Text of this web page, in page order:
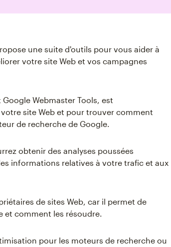
une suite d'outils pour vous aider à
votre site Web et vos campagnes
Webmaster Tools, est
site Web et pour trouver comment
de recherche de Google.
obtenir des analyses poussées
informations relatives à votre trafic et aux
de sites Web, car il permet de
et comment les résoudre.
pour les moteurs de recherche ou